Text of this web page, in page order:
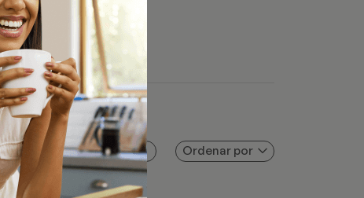
Filtros Ordenar por